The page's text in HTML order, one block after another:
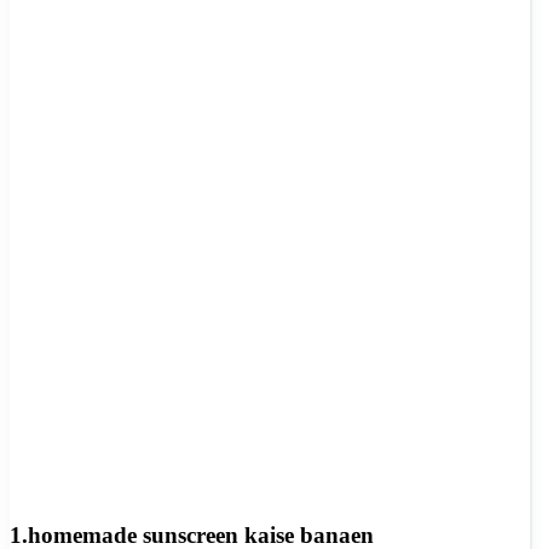
1.homemade sunscreen kaise banaen